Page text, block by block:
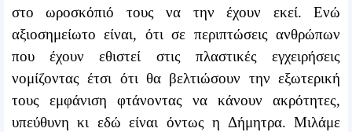
στο ωροσκόπιό τους να την έχουν εκεί. Ενώ
αξιοσημείωτο είναι, ότι σε περιπτώσεις ανθρώπων
που έχουν εθιστεί στις πλαστικές εγχειρήσεις
νομίζοντας έτσι ότι θα βελτιώσουν την εξωτερική
τους εμφάνιση φτάνοντας να κάνουν ακρότητες,
υπεύθυνη κι εδώ είναι όντως η Δήμητρα. Μιλάμε